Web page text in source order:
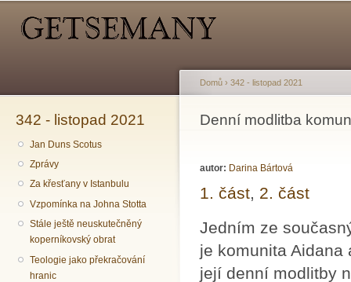
342 - listopad 2021
Jan Duns Scotus
Zprávy
Za křesťany v Istanbulu
Vzpomínka na Johna Stotta
Stále ještě neuskutečněný
koperníkovský obrat
Teologie jako překračování
hranic
Jste zde
Domů › 342 - listopad 2021
Denní modlitba
autor: Darina Bártová
1. část, 2. část
Jedním ze
je komunita Aidana
její denní modlitby